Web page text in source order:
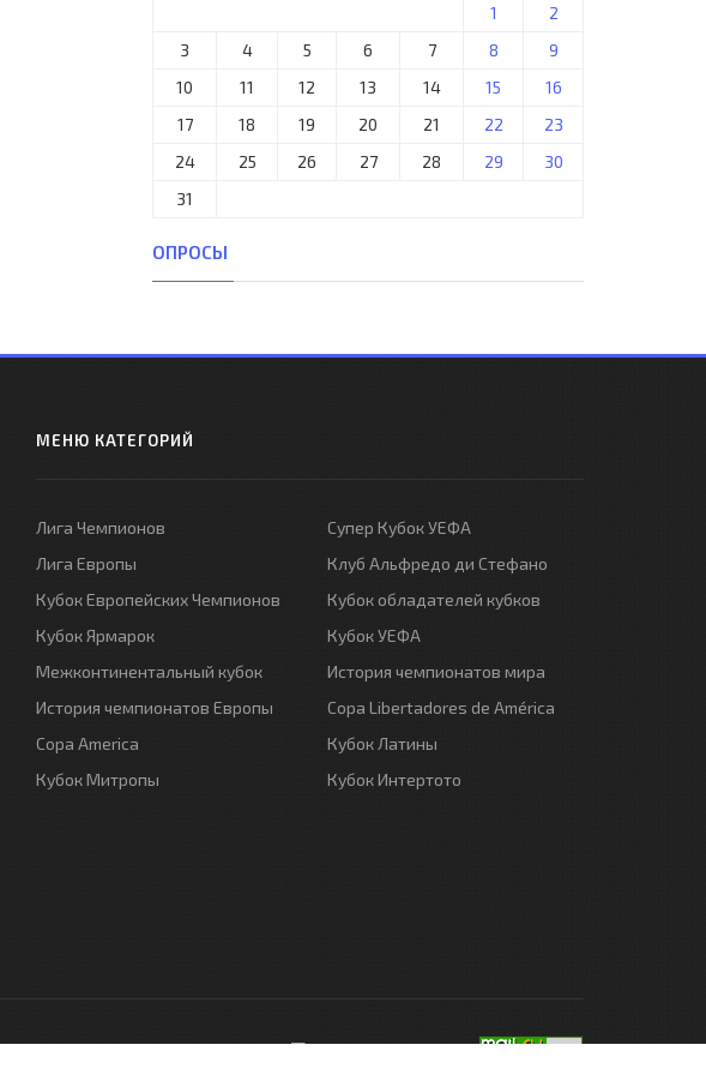
1
2
3
4 5 6 7 8
9
10
11 12 13 14 15
16
17
18 19 20 21 22
23
24
25 26 27 28 29
30
31
ОПРОСЫ
МЕНЮ КАТЕГОРИЙ
Лига Чемпионов
Лига Европы
Кубок Европейских Чемпионов
Кубок Ярмарок
Межконтинентальный кубок
История чемпионатов Европы
Copa America
Кубок Митропы
Супер Кубок УЕФА
Клуб Альфредо ди Стефано
Кубок обладателей кубков
Кубок УЕФА
История чемпионатов мира
Copa Libertadores de América
Кубок Латины
Кубок Интертото